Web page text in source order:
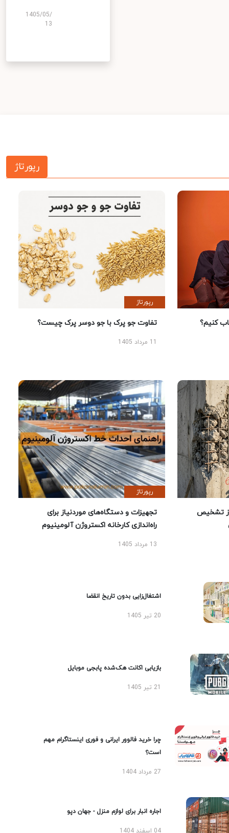
1405/05/
13
رپورتاژ
کنیم؟
رپورتاژ
تفاوت جو پرک با جو دوسر پرک چیست؟
تشخیص
رپورتاژ
تجهیزات و دستگاه‌های موردنیاز برای
راه‌اندازی کارخانه اکستروژن آلومینیوم
13 مرداد 1405
اشتغال‌زایی بدون تاریخ انقضا
20 تیر 1405
بازیابی اکانت هک‌شده پابجی موبایل
چرا خرید فالوور ایرانی و فوری اینستاگرام مهم
است؟
27 مرداد 1404
اجاره انبار برای لوازم منزل - جهان دپو
04 اسفند 1404